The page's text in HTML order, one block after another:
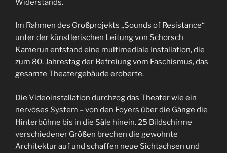
Widerstands.
Im Rahmen des Großprojekts „Sounds of Resistance“
unter der künstlerischen Leitung von Schorsch
Kamerun entstand eine multimediale Installation, die
zum 80. Jahrestag der Befreiung vom Faschismus, das
gesamte Theatergebäude eroberte.
Die Videoinstallation durchzog das Theater wie ein
nervöses System – von den Foyers über die Gänge die
Hinterbühne bis in die Säle hinein. 25 Bildschirme
verschiedener Größen brechen die gewohnte
Architektur auf und schaffen neue Sichtachsen und